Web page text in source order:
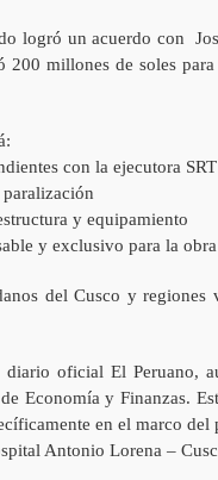
logró un acuerdo con
millones de soles
con la ejecutora SRT
y equipamiento
y exclusivo para la obra
del Cusco y regiones
oficial El Peruano,
Economía y Finanzas.
en el marco
Antonio Lorena –